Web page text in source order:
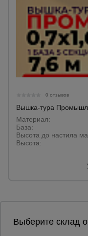
0 отзывов
Вышка-тура
Материал:
База:
Высота до настила
Высота:
Выберите склад